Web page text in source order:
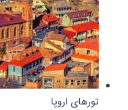
تورهای اروپا